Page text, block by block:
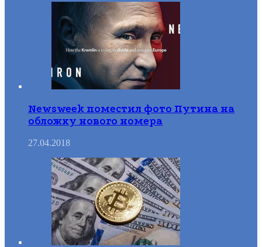
Newsweek поместил фото Путина на
обложку нового номера
27.04.2018